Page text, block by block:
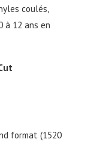
coulés,
à 12 ans en
format (1520